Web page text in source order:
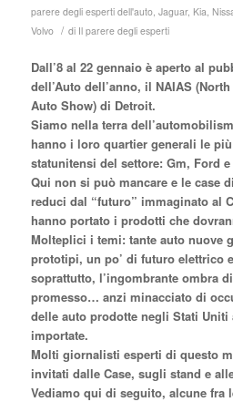
parere degli esperti dell'auto, Jaguar, Kia
Volvo / di Il parere degli esperti
Dall’8 al 22 gennaio è aperto al
dell’Auto dell’anno, il NAIAS
Auto Show) di Detroit.
Siamo nella terra
hanno i loro quartier generali le
statunitensi del settore: Gm, Ford e
Qui non si può mancare e le case
reduci dal “futuro” immaginato al
hanno portato i prodotti che
Molteplici i temi: tante auto nuove
prototipi, un po’ di futuro elettrico
soprattutto, l’ingombrante ombra
promesso… anzi minacciato di
delle auto prodotte negli Stati
importate.
Molti giornalisti esperti di questo
invitati dalle Case, sugli stand e
Vediamo qui di seguito, alcune fra